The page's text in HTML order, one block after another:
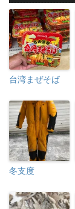
台湾まぜそば
冬支度